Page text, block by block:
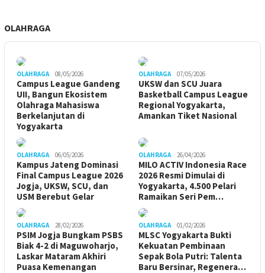
OLAHRAGA
OLAHRAGA 08/05/2026
Campus League Gandeng
UII, Bangun Ekosistem
Olahraga Mahasiswa
Berkelanjutan di
Yogyakarta
OLAHRAGA 07/05/2026
UKSW dan SCU Juara
Basketball Campus League
Regional Yogyakarta,
Amankan Tiket Nasional
OLAHRAGA 06/05/2026
Kampus Jateng Dominasi
Final Campus League 2026
Jogja, UKSW, SCU, dan
USM Berebut Gelar
OLAHRAGA 26/04/2026
MILO ACTIV Indonesia Race
2026 Resmi Dimulai di
Yogyakarta, 4.500 Pelari
Ramaikan Seri Pem…
OLAHRAGA 28/02/2026
PSIM Jogja Bungkam PSBS
Biak 4-2 di Maguwoharjo,
Laskar Mataram Akhiri
Puasa Kemenangan
OLAHRAGA 01/02/2026
MLSC Yogyakarta Bukti
Kekuatan Pembinaan
Sepak Bola Putri: Talenta
Baru Bersinar, Regenera…